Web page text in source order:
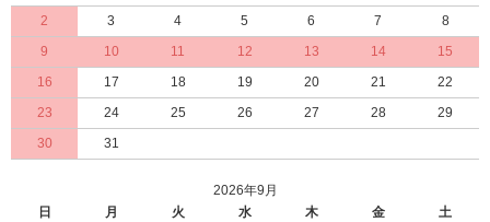
2
3 4 5 6 7
8
9
10 11 12 13 14
15
16
17 18 19 20 21
22
23
24 25 26 27 28
29
30
31
2026年9月
日
月 火 水 木 金
土